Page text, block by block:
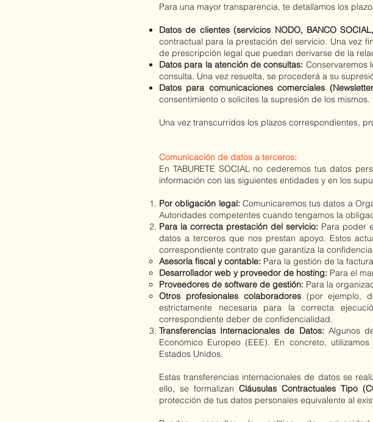
Para una mayor transparencia, te detallamos los
Datos de clientes (servicios NODO, BANCO
contractual para la prestación del servicio. Una vez
de prescripción legal que puedan derivarse de la
Datos para la atención de consultas: Conservaremos
consulta. Una vez resuelta, se procederá a su
Datos para comunicaciones comerciales
consentimiento o solicites la supresión de los mismos.
Una vez transcurridos los plazos correspondientes,
Comunicación de datos a terceros:
En TABURETE SOCIAL no cederemos tus datos
información con las siguientes entidades y en los
Por obligación legal: Comunicaremos tus datos a
Autoridades competentes cuando tengamos la
Para la correcta prestación del servicio: Para poder
datos a terceros que nos prestan apoyo. Estos
correspondiente contrato que garantiza la
Asesoría fiscal y contable: Para la gestión de la
Desarrollador web y proveedor de hosting: Para el
Proveedores de software de gestión: Para la
Otros profesionales colaboradores (por ejemplo,
estrictamente necesaria para la correcta
correspondiente deber de confidencialidad.
Transferencias Internacionales de Datos: Algunos
Económico Europeo (EEE). En concreto,
Estados Unidos.
Estas transferencias internacionales de datos se
ello, se formalizan Cláusulas Contractuales Tipo
protección de tus datos personales equivalente al